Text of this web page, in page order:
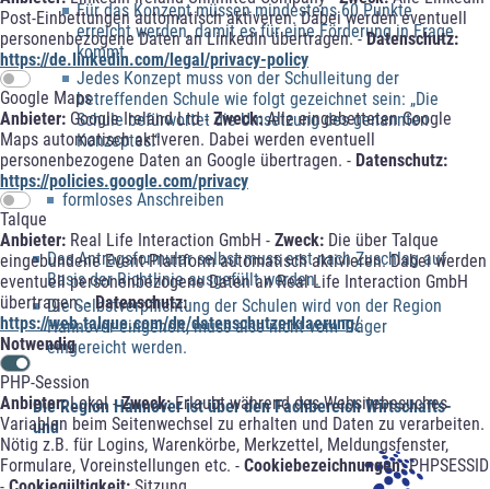
Post-Einbettungen automatisch aktiveren. Dabei werden eventuell
personenbezogene Daten an LinkedIn übertragen. -Datenschutz:
https://de.linkedin.com/legal/privacy-policy
Google Maps
Anbieter: Google Ireland Ltd -Zweck:Alle eingebetteten Google
Maps automatisch aktiveren. Dabei werden eventuell
personenbezogene Daten an Google übertragen. - Datenschutz:
https://policies.google.com/privacy
Talque
Anbieter: Real Life Interaction GmbH - Zweck: Die über Talque
eingebundene Event-Plattform automatisch aktivieren. Dabei werden
eventuell personenbezogene Daten an Real Life Interaction GmbH
übertragen. -Datenschutz:
https://web.talque.com/de/datenschutzerklaerung/
Notwendig
PHP-Session
Anbieter:Lokal -Zweck:Erlaubt während des Websitebesuches
Variablen beim Seitenwechsel zu erhalten und Daten zu verarbeiten.
Nötig z.B. für Logins, Warenkörbe, Merkzettel, Meldungsfenster,
Formulare, Voreinstellungen etc. - Cookiebezeichnungen:PHPSESSID
Für das Konzept müssen mindestens 60 Punkte
erreicht werden, damit es für eine Förderung in Frage
kommt.
Jedes Konzept muss von der Schulleitung der
betreffenden Schule wie folgt gezeichnet sein: „Die
Schule befürwortet die Umsetzung des genannten
Konzeptes.“
formloses Anschreiben
Das Antragsformular selbst muss erst nach Zuschlag auf
Basis der Richtlinie ausgefüllt werden.
Die Selbstverpflichtung der Schulen wird von der Region
Hannover eingeholt, muss also nicht vom Träger
eingereicht werden.
Die Region Hannover ist über den Fachbereich Wirtschafts-
und